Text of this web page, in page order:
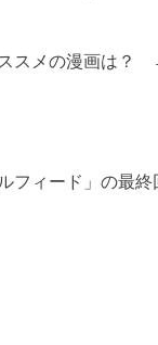
ススメの漫画は
フィード」の最